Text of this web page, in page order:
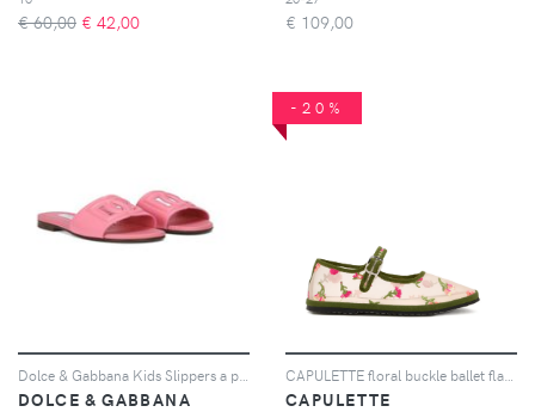
€ 60,00 € 42,00 € 109,00
DOLCE & GABBANA
-20%
CAPULETTE